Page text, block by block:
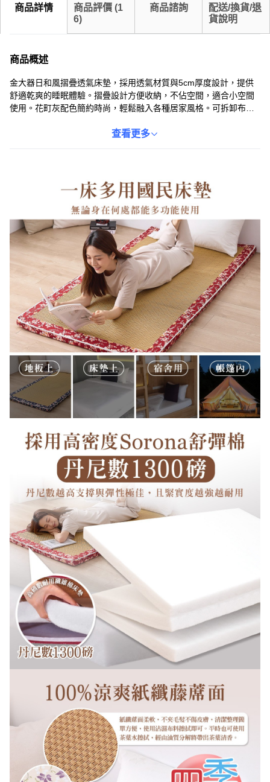
商品詳情 商品評價 (1
6)
商品諮詢
配送/換貨/退
貨說明
商品概述
金大器日和風摺疊透氣床墊，採用透氣材質與5cm厚度設計，提供
舒適乾爽的睡眠體驗。摺疊設計方便收納，不佔空間，適合小空間
使用。花町灰配色簡約時尚，輕鬆融入各種居家風格。可拆卸布套
生宿舍或單身貴族的理想選擇。查看更多